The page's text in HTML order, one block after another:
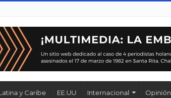
y Caribe EE.UU Internacional Opinión